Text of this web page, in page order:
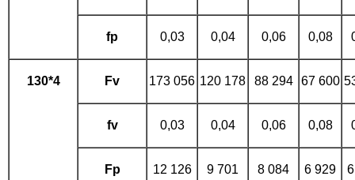
fp 0,03 0,04 0,06 0,08
130*4 Fv 173 056 120 178 88 294 67 600
fv 0,03 0,04 0,06 0,08
Fp 12 126 9 701 8 084 6 929